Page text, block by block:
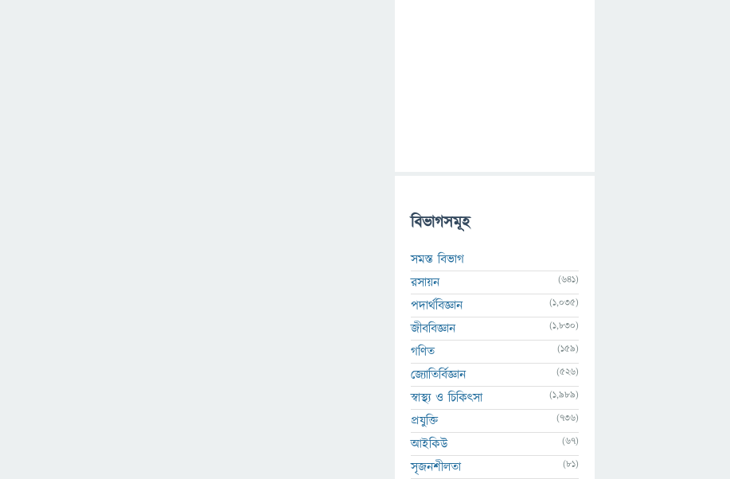
বিভাগসমূহ
সমস্ত বিভাগ
রসায়ন
(641)
পদার্থবিজ্ঞান (1,035)
জীববিজ্ঞান (1,830)
গণিত (159)
জ্যোতির্বিজ্ঞান (526)
স্বাস্থ্য ও চিকিৎসা (1,989)
প্রযুক্তি (736)
আইকিউ (67)
সৃজনশীলতা (81)